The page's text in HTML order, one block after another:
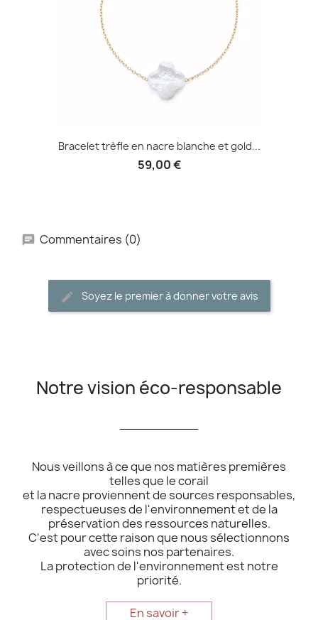
Bracelet trèfle en nacre blanche et gold...
59,00 €
Commentaires (0)
Soyez le premier à donner votre avis
Notre vision éco-responsable
Nous veillons à ce que nos matières premières
telles que le corail
et la nacre proviennent de sources responsables,
respectueuses de l'environnement et de la
préservation des ressources naturelles.
C'est pour cette raison que nous sélectionnons
avec soins nos partenaires.
La protection de l'environnement est notre
priorité.
En savoir +